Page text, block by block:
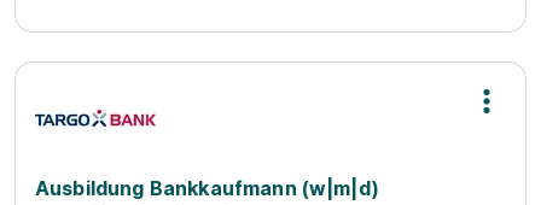
Ausbildung Bankkaufmann (w|m|d)